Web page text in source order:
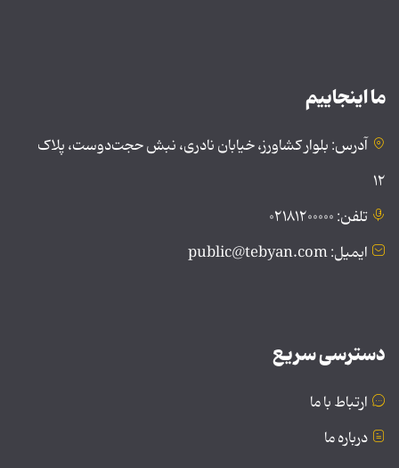
ما اینجاییم
آدرس: بلوار کشاورز، خیابان نادری، نبش حجت‌دوست، پلاک
۱۲
تلفن: ۰۲۱۸۱۲۰۰۰۰۰
ایمیل: public@tebyan.com
دسترسی سریع
ارتباط با ما
درباره ما